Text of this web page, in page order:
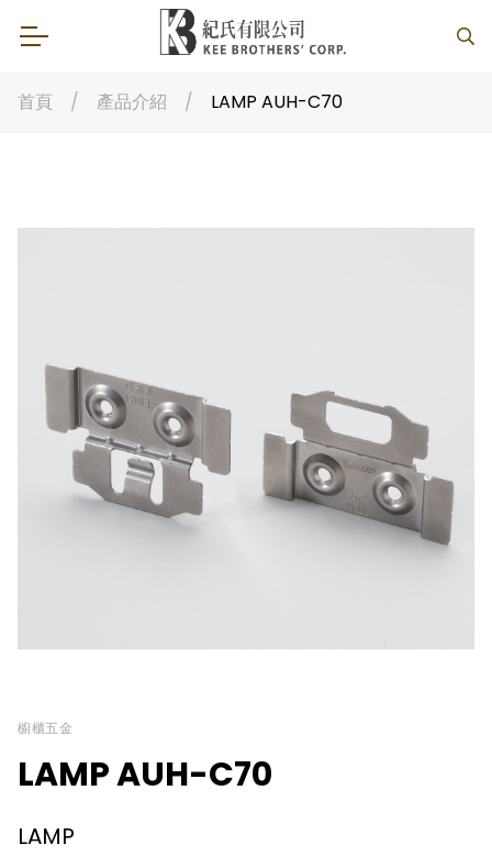
首頁 產品介紹 LAMP AUH-C70
櫥櫃五金
LAMP AUH-C70
LAMP